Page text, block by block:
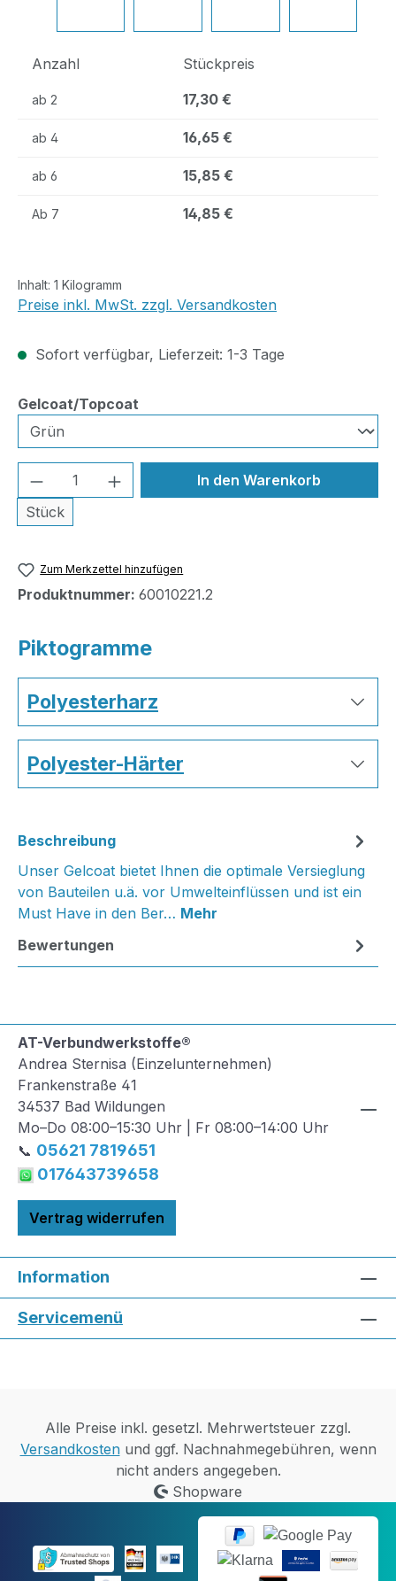
Anzahl Stückpreis
ab 2 17,30 €
ab 4 16,65 €
ab 6 15,85 €
Ab 7 14,85 €
Inhalt: 1 Kilogramm
Preise inkl. MwSt. zzgl. Versandkosten
Sofort verfügbar, Lieferzeit: 1-3 Tage
Gelcoat/Topcoat
Produkt Anzahl: Gib den
Stück
In den Warenkorb
Zum Merkzettel hinzufügen
Produktnummer: 60010221.2
Piktogramme
Polyesterharz
Polyester-Härter
Beschreibung
Unser Gelcoat bietet Ihnen die optimale Versieglung
von Bauteilen u.ä. vor Umwelteinflüssen und ist ein
Must Have in den Ber… Mehr
Bewertungen
AT-Verbundwerkstoffe®
Andrea Sternisa (Einzelunternehmen)
Frankenstraße 41
34537 Bad Wildungen
Mo–Do 08:00–15:30 Uhr | Fr 08:00–14:00 Uhr
📞 05621 7819651
017643739658
Vertrag widerrufen
Information
Servicemenü
Alle Preise inkl. gesetzl. Mehrwertsteuer zzgl.
Versandkostenund ggf. Nachnahmegebühren, wenn
nicht anders angegeben.
Shopware